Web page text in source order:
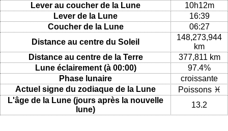
Lever au coucher de la Lune
10h12m
Lever de la Lune
16:39
Coucher de la Lune
06:27
Distance au centre du Soleil
148,273,944
km
Distance au centre de la Terre
377,811 km
Lune éclairement (à 00:00)
97.4%
Phase lunaire
croissante
Actuel signe du zodiaque de la Lune
Poissons ♓
L'âge de la Lune (jours après la nouvelle
lune)
13.2